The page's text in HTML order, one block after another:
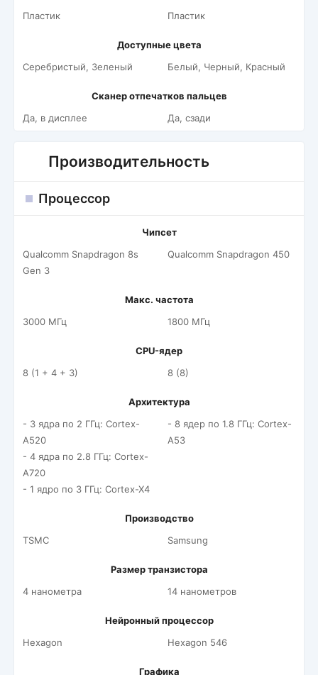
Пластик
Пластик
Доступные цвета
Серебристый, Зеленый
Белый, Черный, Красный
Сканер отпечатков пальцев
Да, в дисплее
Да, сзади
Производительность
Процессор
Чипсет
Qualcomm Snapdragon 8s
Gen 3
Qualcomm Snapdragon 450
Макс. частота
3000 МГц
1800 МГц
CPU-ядер
8 (1 + 4 + 3)
8 (8)
Архитектура
- 3 ядра по 2 ГГц: Cortex-
A520
- 4 ядра по 2.8 ГГц: Cortex-
A720
- 1 ядро по 3 ГГц: Cortex-X4
- 8 ядер по 1.8 ГГц: Cortex-
A53
Производство
TSMC
Samsung
Размер транзистора
4 нанометра
14 нанометров
Нейронный процессор
Hexagon
Hexagon 546
Графика